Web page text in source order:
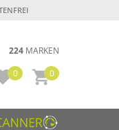
224 MARKEN
0
0